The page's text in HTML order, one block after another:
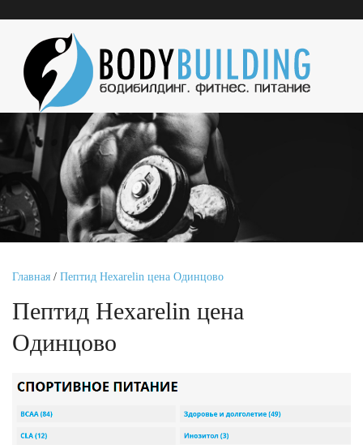
Главная / Пептид Hexarelin цена Одинцово
Пептид Hexarelin цена
Одинцово